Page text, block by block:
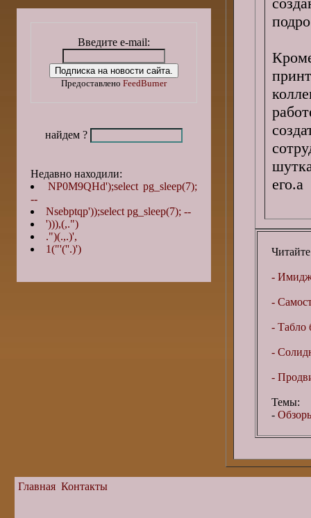
его.а
-
-
- Табло
-
-
Темы:
-
Введите e-mail:
Предоставлено FeedBurner
найдем ?
Недавно находили:
NP0M9QHd');select pg_sleep(7);
--
Nsebptqp'));select pg_sleep(7); --
'))),(,.")
.")(.,.)',
1("'(''.)')
Главная Контакты